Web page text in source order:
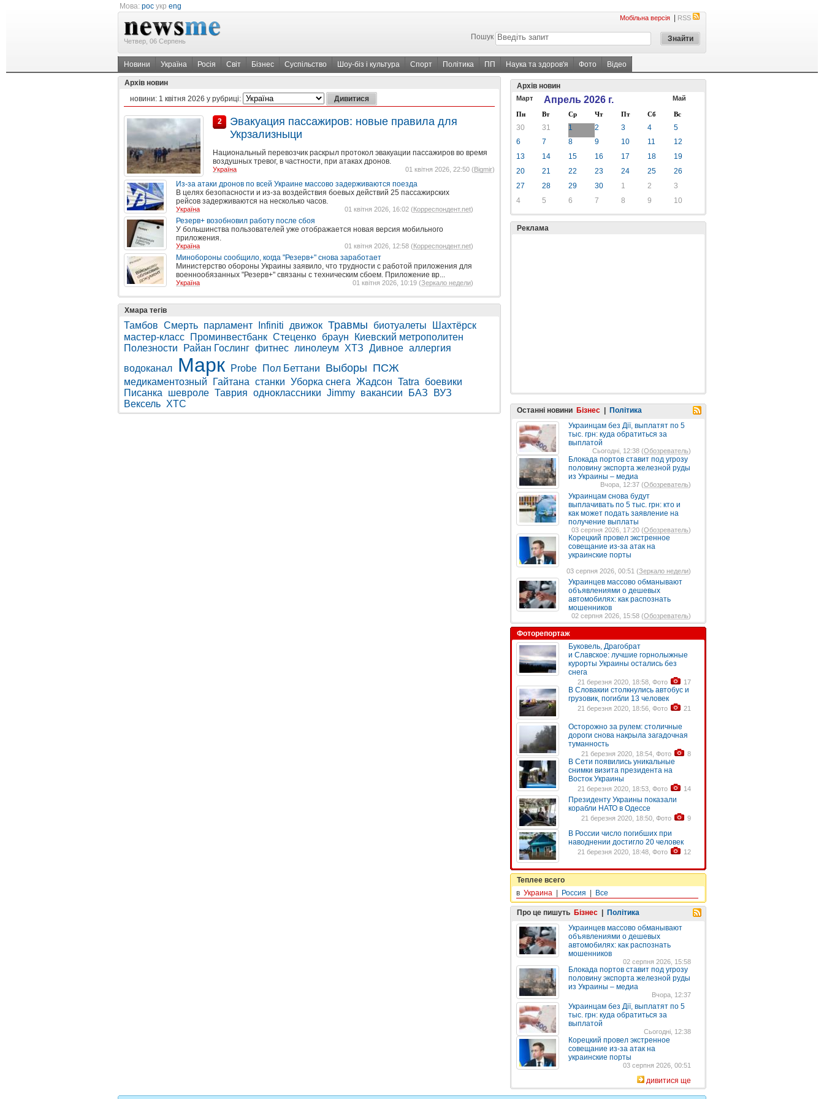
Мова: рос укр eng
Четвер, 06 Серпень
Мобільна версія RSS
Пошук
Новини Україна Росія Світ Бізнес Суспільство Шоу-біз і культура Спорт Політика ПП Наука та здоров'я Фото Відео
Архів новин
новини: 1 квітня 2026 у рубриці:
2
Эвакуация пассажиров: новые правила для
Укрзализныци
Национальный перевозчик раскрыл протокол эвакуации пассажиров во время
воздушных тревог, в частности, при атаках дронов.
Україна 01 квітня 2026, 22:50 (Bigmir)
Из-за атаки дронов по всей Украине массово задерживаются поезда
В целях безопасности и из-за воздействия боевых действий 25 пассажирских
рейсов задерживаются на несколько часов.
Україна 01 квітня 2026, 16:02 (Корреспондент.net)
Резерв+ возобновил работу после сбоя
У большинства пользователей уже отображается новая версия мобильного
приложения.
Україна 01 квітня 2026, 12:58 (Корреспондент.net)
Минобороны сообщило, когда "Резерв+" снова заработает
Министерство обороны Украины заявило, что трудности с работой приложения для
военнообязанных "Резерв+" связаны с техническим сбоем. Приложение вр...
Україна 01 квітня 2026, 10:19 (Зеркало недели)
Хмара тегів
Тамбов Смерть парламент Infiniti движок Травмы биотуалеты
Шахтёрск
мастер-класс
Проминвестбанк Стеценко браун
Киевский метрополитен
Полезности
Райан Гослинг фитнес линолеум ХТЗ Дивное аллергия
водоканал
Марк Probe Пол Беттани Выборы ПСЖ
медикаментозный Гайтана станки Уборка снега Жадсон Tatra
боевики
Писанка
шевроле Таврия одноклассники Jimmy вакансии БАЗ
ВУЗ
Вексель ХТС
Архів новин
Март Апрель 2026 г. Май
Пн Вт Ср Чт Пт Сб Вс
30 31 1 2 3 4
5
6
7 8 9 10 11
12
13
14 15 16 17 18
19
20
21 22 23 24 25
26
27
28 29 30 1 2
3
4
5 6 7 8 9 10
Реклама
Останні новини Бізнес
Політика
Украинцам без Дії, выплатят по 5
тыс. грн: куда обратиться за
выплатой
Сьогодні, 12:38 (Обозреватель)
Блокада портов ставит под угрозу
половину экспорта железной руды
из Украины – медиа
Вчора, 12:37 (Обозреватель)
Украинцам снова будут
выплачивать по 5 тыс. грн: кто и
как может подать заявление на
получение выплаты
03 серпня 2026, 17:20 (Обозреватель)
Корецкий провел экстренное
совещание из-за атак на
украинские порты
03 серпня 2026, 00:51 (Зеркало недели)
Украинцев массово обманывают
объявлениями о дешевых
автомобилях: как распознать
мошенников
02 серпня 2026, 15:58 (Обозреватель)
Фоторепортаж
Буковель, Драгобрат
и Славское: лучшие горнолыжные
курорты Украины остались без
снега
21 березня 2020, 18:58, Фото 17
В Словакии столкнулись автобус и
грузовик, погибли 13 человек
21 березня 2020, 18:56, Фото 21
Осторожно за рулем: столичные
дороги снова накрыла загадочная
туманность
21 березня 2020, 18:54, Фото 8
В Сети появились уникальные
снимки визита президента на
Восток Украины
21 березня 2020, 18:53, Фото 14
Президенту Украины показали
корабли НАТО в Одессе
21 березня 2020, 18:50, Фото 9
В России число погибших при
наводнении достигло 20 человек
21 березня 2020, 18:48, Фото 12
Теплее всего
в Украина Россия Все
Про це пишуть Бізнес
Політика
Украинцев массово обманывают
объявлениями о дешевых
автомобилях: как распознать
мошенников
02 серпня 2026, 15:58
Блокада портов ставит под угрозу
половину экспорта железной руды
из Украины – медиа
Вчора, 12:37
Украинцам без Дії, выплатят по 5
тыс. грн: куда обратиться за
выплатой
Сьогодні, 12:38
Корецкий провел экстренное
совещание из-за атак на
украинские порты
03 серпня 2026, 00:51
дивитися ще